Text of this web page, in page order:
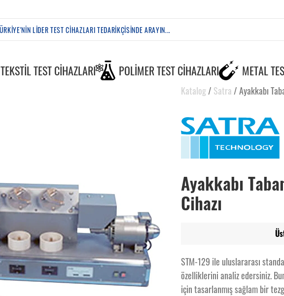
TEKSTIL TEST CIHAZLARI POLIMER TEST CIHAZLARI METAL
Katalog/ Satra /Ayakkabı
Ayakkabı
Cihazı
STM-129 ile uluslararası
özelliklerini analiz edersiniz.
için tasarlanmış sağlam bir